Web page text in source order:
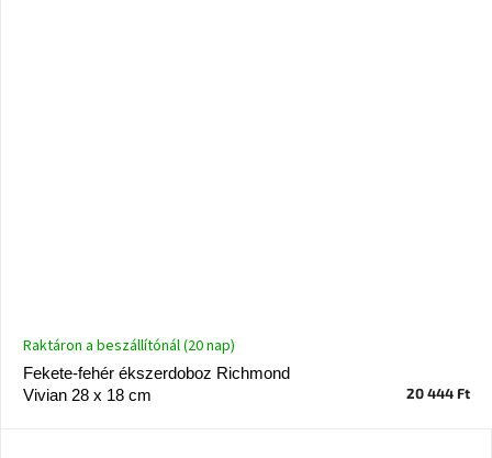
Fekete-fehér ékszerdoboz Richmond
Vivian 28 x 18 cm
Raktáron a beszállítónál (20 nap)
20 444 Ft